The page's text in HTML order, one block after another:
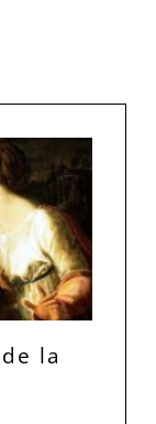
la